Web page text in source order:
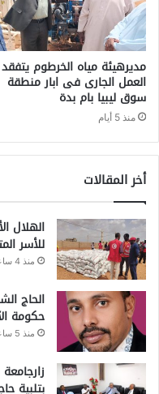
مديرهيئة مياه الخرطوم يتفقد
العمل الجارى فى ابار منطقة
سوق ليبيا بام بدة
منذ 5 أيام
أخر المقالات
للأسر
منذ 4 ساعات
الحاج
حكومة
منذ 5 ساعات
بتلبية